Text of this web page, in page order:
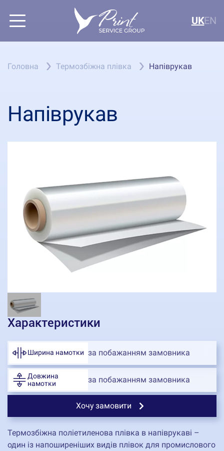
UKEN
Головна Термозбіжна плівка Напіврукав
Напіврукав
Характеристики
Ширина намотки за побажанням замовника
Довжина
намотки
за побажанням замовника
Хочу замовити
Термозбіжна поліетиленова плівка в напіврукаві –
один із напоширеніших видів плівок для промислового